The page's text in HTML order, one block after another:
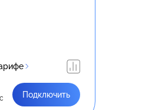
Подключить